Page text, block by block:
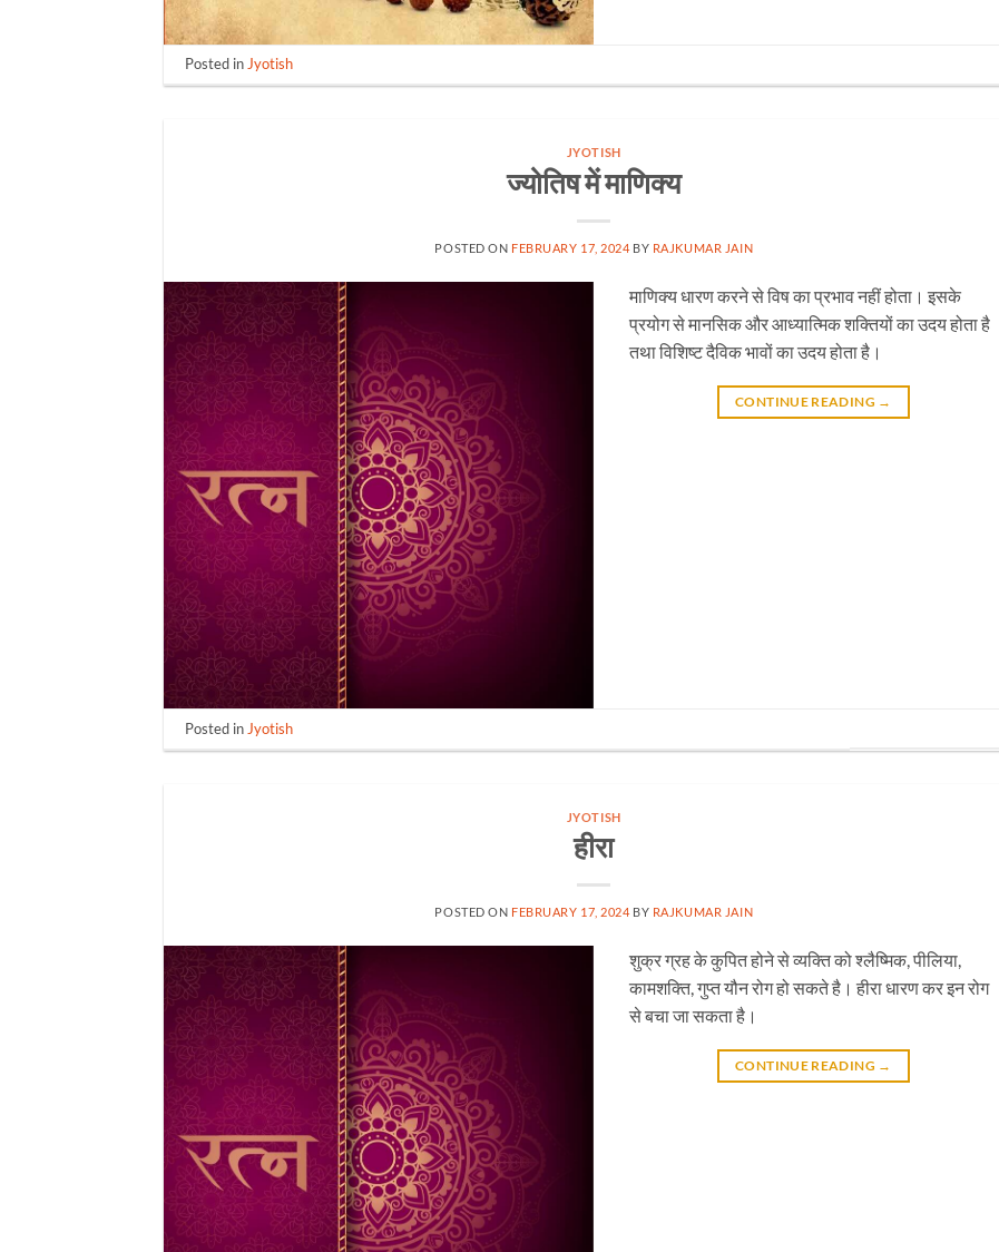
Posted inJyotish
JYOTISH
ज्योतिष में माणिक्य
POSTED ON FEBRUARY 17, 2024 BY RAJKUMAR JAIN
माणिक्य धारण करने से विष का प्रभाव नहीं होता। इसके
प्रयोग से मानसिक और आध्यात्मिक शक्तियों का उदय होता है
तथा विशिष्ट दैविक भावों का उदय होता है।
CONTINUE READING →
Posted in Jyotish
JYOTISH
हीरा
POSTED ON FEBRUARY 17, 2024 BY RAJKUMAR JAIN
शुक्र ग्रह के कुपित होने से व्यक्ति को श्लैष्मिक, पीलिया,
कामशक्ति, गुप्त यौन रोग हो सकते है। हीरा धारण कर इन रोग
से बचा जा सकता है।
CONTINUE READING →